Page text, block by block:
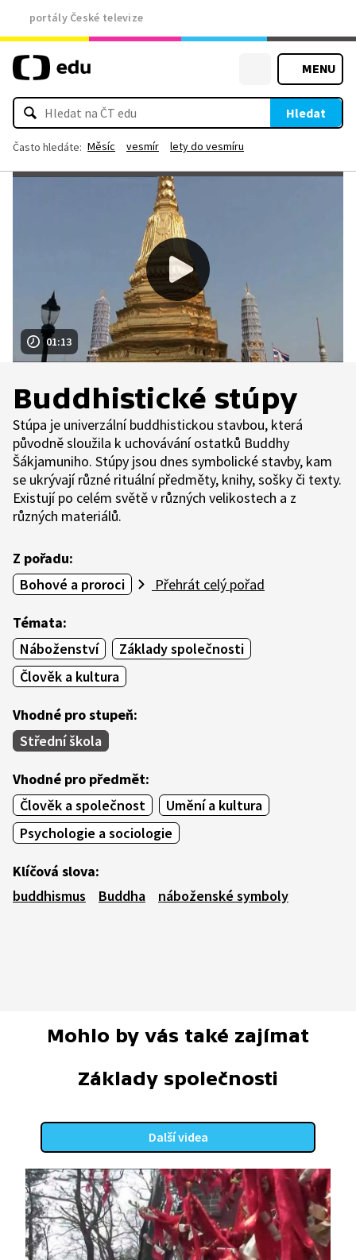
portály České televize
MENU
Hledat
Často hledáte: Měsíc vesmír lety do vesmíru
01:13
Buddhistické stúpy
Stúpa je univerzální buddhistickou stavbou, která
původně sloužila k uchovávání ostatků Buddhy
Šákjamuniho. Stúpy jsou dnes symbolické stavby, kam
se ukrývají různé rituální předměty, knihy, sošky či texty.
Existují po celém světě v různých velikostech a z
různých materiálů.
Z pořadu:
Bohové a proroci
Přehrát celý pořad
Témata:
Náboženství
Základy společnosti
Člověk a kultura
Vhodné pro stupeň:
Střední škola
Vhodné pro předmět:
Člověk a společnost
Umění a kultura
Psychologie a sociologie
Klíčová slova:
buddhismus
Buddha náboženské symboly
Mohlo by vás také zajímat
Základy společnosti
Další videa